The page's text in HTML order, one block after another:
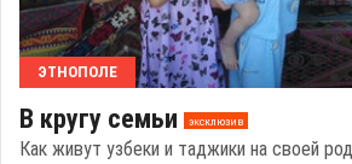
ЭТНОПОЛЕ
В кругу семьи эксклюзив
Как живут узбеки и таджики на своей